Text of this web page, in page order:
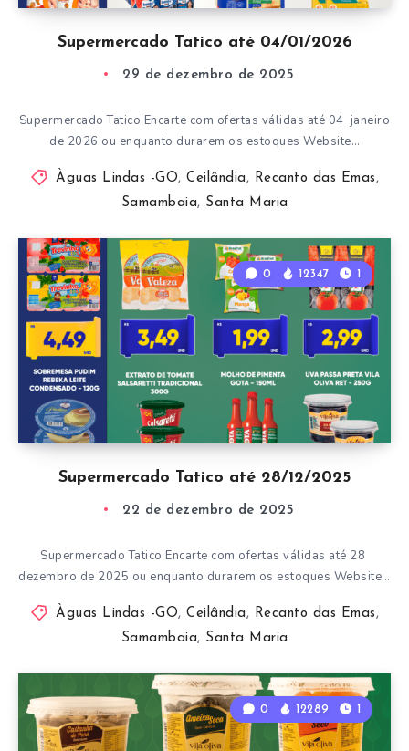
Supermercado Tatico até 04/01/2026
29 de dezembro de 2025
Supermercado Tatico Encarte com ofertas válidas até 04 janeiro
de 2026 ou enquanto durarem os estoques Website…
Àguas Lindas -GO,Ceilândia , Recanto das Emas ,
Samambaia, Santa Maria
Supermercado Tatico até 28/12/2025
0 12347 1
22 de dezembro de 2025
Supermercado Tatico Encarte com ofertas válidas até 28
dezembro de 2025 ou enquanto durarem os estoques Website…
Àguas Lindas -GO,Ceilândia , Recanto das Emas ,
Samambaia, Santa Maria
0 12289 1